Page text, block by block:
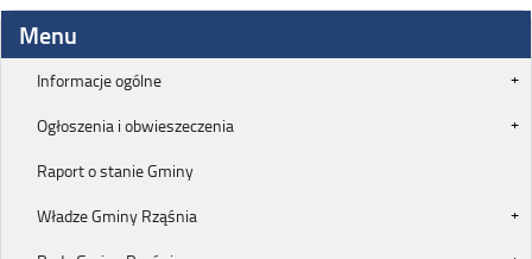
Menu
Informacje ogólne
Ogłoszenia i obwieszeczenia
Raport o stanie Gminy
Władze Gminy Rząśnia